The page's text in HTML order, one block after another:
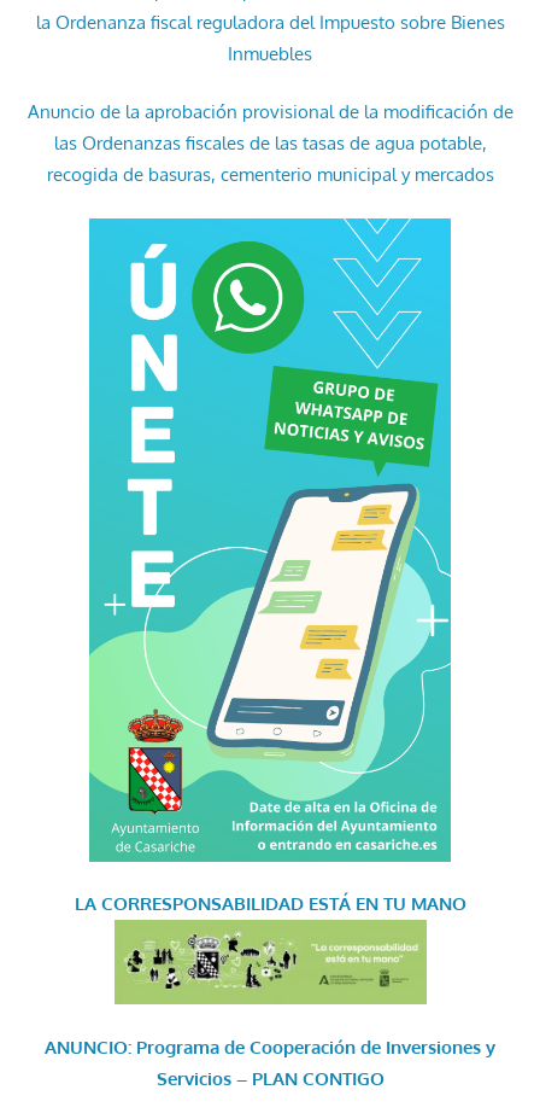
la Ordenanza fiscal reguladora del Impuesto sobre Bienes
Inmuebles
Anuncio de la aprobación provisional de la modificación de
las Ordenanzas fiscales de las tasas de agua potable,
recogida de basuras, cementerio municipal y mercados
LA CORRESPONSABILIDAD ESTÁ EN TU MANO
ANUNCIO: Programa de Cooperación de Inversiones y
Servicios – PLAN CONTIGO